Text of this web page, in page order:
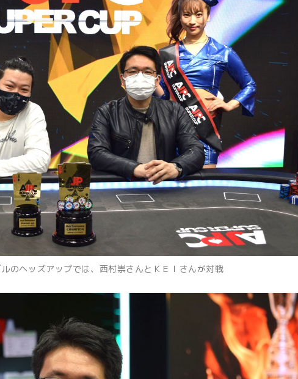
のヘッズアップでは、西村崇さんとＫＥＩさんが対戦